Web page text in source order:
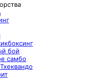
бой
самбо